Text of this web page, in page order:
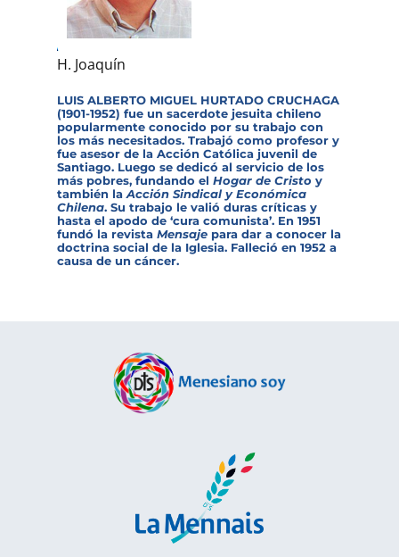
H. Joaquín
LUIS ALBERTO MIGUEL HURTADO CRUCHAGA
(1901-1952) fue un sacerdote jesuita chileno
popularmente conocido por su trabajo con
los más necesitados. Trabajó como profesor y
fue asesor de la Acción Católica juvenil de
Santiago. Luego se dedicó al servicio de los
más pobres, fundando el Hogar de Cristo y
también la Acción Sindical y Económica
Chilena. Su trabajo le valió duras críticas y
hasta el apodo de ‘cura comunista’. En 1951
fundó la revista Mensaje para dar a conocer la
doctrina social de la Iglesia. Falleció en 1952 a
causa de un cáncer.